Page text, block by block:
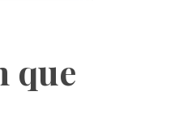
que